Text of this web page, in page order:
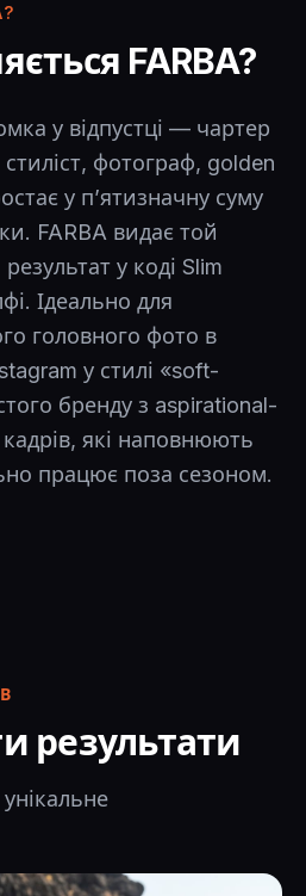
FARBA?
у відпустці — чартер
фотограф, golden
у пʼятизначну суму
FARBA видає той
у коді Slim
Ідеально для
головного фото в
у стилі «soft-
бренду з aspirational-
які наповнюють
працює поза сезоном.
результати